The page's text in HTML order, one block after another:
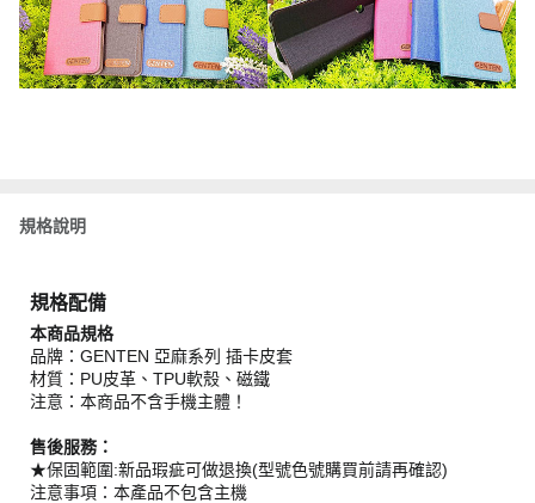
規格說明
規格配備
本商品規格
品牌：GENTEN 亞麻系列 插卡皮套
材質：PU皮革、TPU軟殼、磁鐵
注意：本商品不含手機主體！
售後服務：
★保固範圍:新品瑕疵可做退換(型號色號購買前請再確認)
注意事項：本產品不包含主機